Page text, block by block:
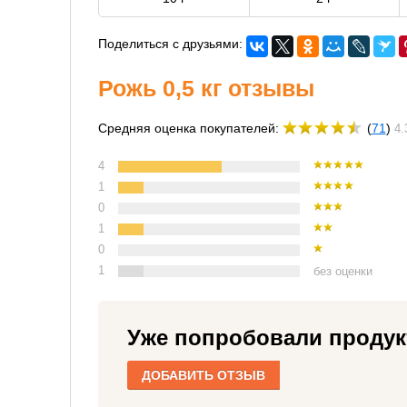
Поделиться с друзьями:
Рожь 0,5 кг отзывы
Средняя оценка покупателей: (71)
4
1
0
1
0
1
без оценки
Уже попробовали
ДОБАВИТЬ ОТЗЫВ